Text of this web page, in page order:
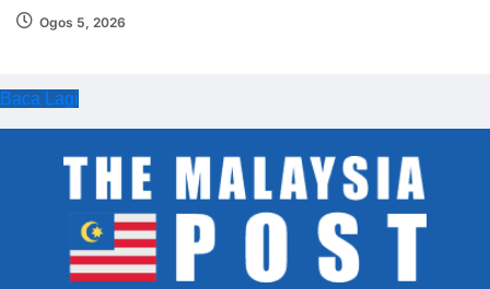
Ogos 5, 2026
Baca Lagi